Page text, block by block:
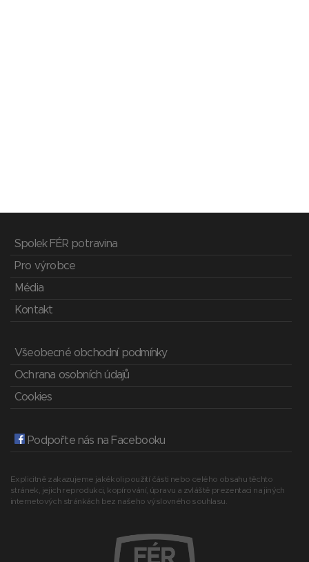
Spolek FÉR potravina
Pro výrobce
Média
Kontakt
Všeobecné obchodní podmínky
Ochrana osobních údajů
Cookies
Podpořte nás na Facebooku
Explicitně zakazujeme jakékoli použití části nebo celého obsahu těchto
stránek, jejich reprodukci, kopírování, úpravu a zvláště prezentaci na jiných
internetových stránkách bez našeho výslovného souhlasu.